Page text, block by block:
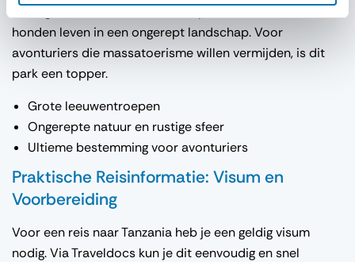
safarigevoel. Grote leeuwentroepen, olifanten en wilde
honden leven in een ongerept landschap. Voor
avonturiers die massatoerisme willen vermijden, is dit
park een topper.
Grote leeuwentroepen
Ongerepte natuur en rustige sfeer
Ultieme bestemming voor avonturiers
Praktische Reisinformatie: Visum en
Voorbereiding
Voor een reis naar Tanzania heb je een geldig visum
nodig. Via Traveldocs kun je dit eenvoudig en snel